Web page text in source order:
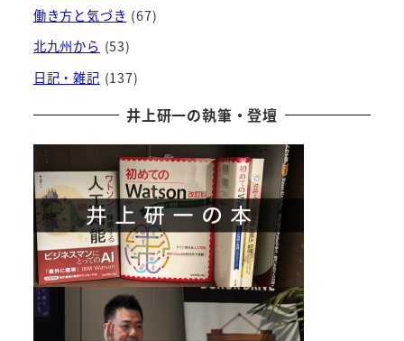
働き方と気づき (67)
北九州から (53)
日記・雑記 (137)
井上研一の執筆・登壇